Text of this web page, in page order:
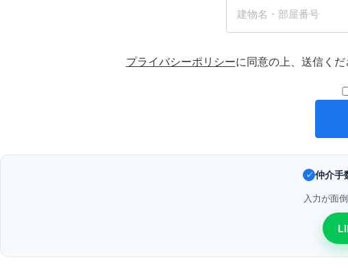
プライバシーポリシーに同意の上、送信く
✓ 仲介手
入力が面